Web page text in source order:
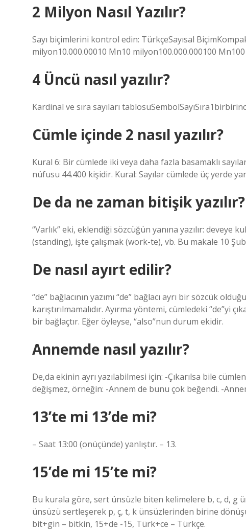
2 Milyon Nasıl Yazılır?
Sayı biçimlerini kontrol edin: TürkçeSayısal
milyon10.000.00010 Mn10 milyon100.000.000100
4 Üncü nasıl yazılır?
Kardinal ve sıra sayıları
Cümle içinde 2 nasıl yazılır?
Kural 6: Bir cümlede iki veya daha fazla basamaklı
nüfusu 44.400 kişidir. Kural: Sayılar cümlede üç yerde
De da ne zaman bitişik yazılır?
“Varlık” eki, eklendiği sözcüğün yanına yazılır:
(standing), işte çalışmak (work-te), vb. Bu makale 10
De nasıl ayırt edilir?
“de” bağlacının yazımı “de” bağlacı ayrı bir sözcük
karıştırılmamalıdır. Ayırma yöntemi, cümledeki “de”yi
bir bağlaçtır. Eğer öyleyse, “also”nun durum ekidir.
Annemde nasıl yazılır?
De,da ekinin ayrı yazılabilmesi için: -Çıkarılsa bile
değişmez, örneğin: -Annem de bunu çok beğendi. -
13’te mi 13’de mi?
– Saat 13:00 (onüçünde) yanlıştır. – 13.
15’de mi 15’te mi?
Bu kurala göre, sert ünsüzle biten kelimelere b, c, d, g
ünsüzü sertleşerek p, ç, t, k ünsüzlerinden birine
bit+gin – bitkin, 15+de -15, Türk+ce – Türkçe.